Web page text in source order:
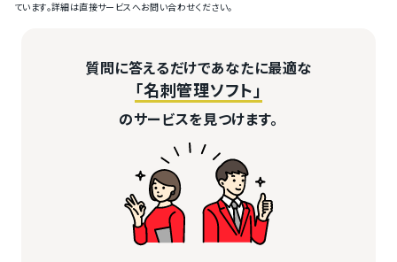
ています。詳細は直接サービスへお問い合わせください。
質問に答えるだけであなたに最適な
「名刺管理ソフト」
のサービスを見つけます。